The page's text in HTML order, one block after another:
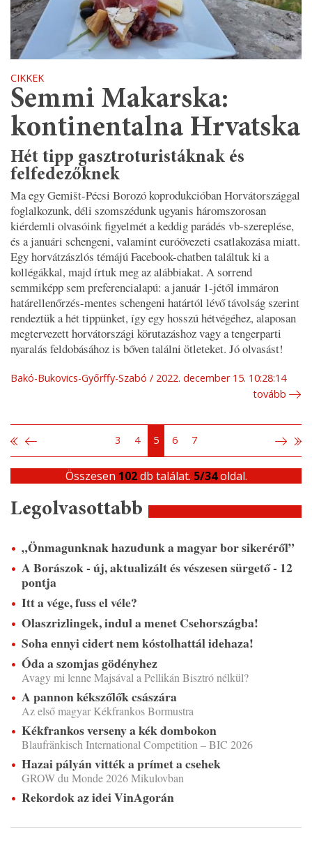
CIKKEK
Semmi Makarska:
kontinentalna Hrvatska
Hét tipp gasztroturistáknak és
felfedezőknek
Ma egy Gemišt-Pécsi Borozó koprodukcióban Horvátországgal
foglalkozunk, déli szomszédunk ugyanis háromszorosan
kiérdemli olvasóink figyelmét a keddig parádés vb-szereplése,
és a januári schengeni, valamint euróövezeti csatlakozása miatt.
Egy horvátzászlós témájú Facebook-chatben találtuk ki a
kollégákkal, majd írtuk meg az alábbiakat. A sorrend
semmiképp sem preferencialapú: a január 1-jétől immáron
határellenőrzés-mentes schengeni határtól lévő távolság szerint
rendeztük a hét tippünket, így egy hosszú hétvégéhez, alaposan
megtervezett horvátországi körutazáshoz vagy a tengerparti
nyaralás feldobásához is bőven találni ötleteket. Jó olvasást!
Bakó-Bukovics-Győrffy-Szabó
2022. december 15. 10:28:14
tovább
3 4 5 6 7
Összesen 102db találat. 5/34oldal.
Legolvasottabb
„Önmagunknak hazudunk a magyar bor sikeréről”
A Borászok - új, aktualizált és vészesen sürgető - 12
pontja
Itt a vége, fuss el véle?
Olaszrizlingek, indul a menet Csehországba!
Soha ennyi cidert nem kóstolhattál idehaza!
Óda a szomjas gödényhez
Avagy mi lenne Majsával a Pellikán Bisztró nélkül?
A pannon kékszőlők császára
Az első magyar Kékfrankos Bormustra
Kékfrankos verseny a kék dombokon
Blaufränkisch International Competition – BIC 2026
Hazai pályán vitték a prímet a csehek
GROW du Monde 2026 Mikulovban
Rekordok az idei VinAgorán